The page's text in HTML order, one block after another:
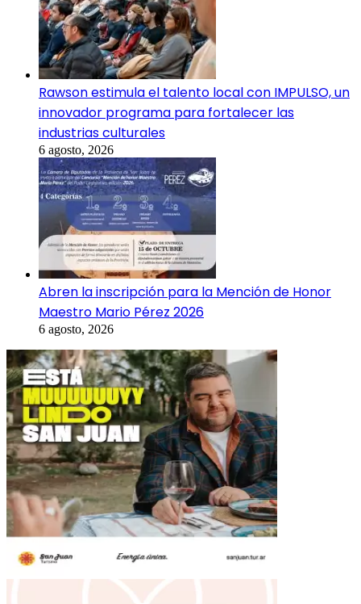
Rawson estimula el talento local con IMPULSO, un
innovador programa para fortalecer las
industrias culturales
6 agosto, 2026
Abren la inscripción para la Mención de Honor
Maestro Mario Pérez 2026
6 agosto, 2026